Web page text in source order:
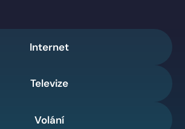
Internet
Televize
Volání